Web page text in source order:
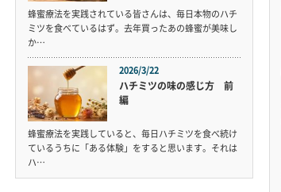
蜂蜜療法を実践されている皆さんは、毎日本物のハチ
ミツを食べているはず。去年買ったあの蜂蜜が美味し
か…
2026/3/22
ハチミツの味の感じ方 前
編
蜂蜜療法を実践していると、毎日ハチミツを食べ続け
ているうちに「ある体験」をすると思います。それは
ハ…